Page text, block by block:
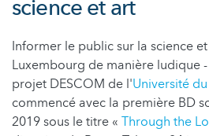
science et art
Informer le public sur la science
Luxembourg de manière ludique
projet DESCOM de l'Université
commencé avec la première BD
2019 sous le titre « Through the